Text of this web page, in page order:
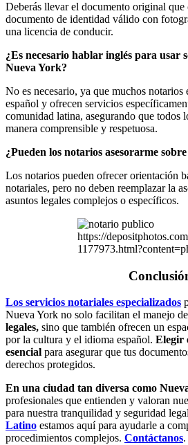
Deberás llevar el documento original que
documento de identidad válido con
una licencia de conducir.
¿Es necesario hablar inglés para usar
Nueva York?
No es necesario, ya que muchos
español y ofrecen servicios
comunidad latina, asegurando que todos
manera comprensible y respetuosa.
¿Pueden los notarios asesorarme
Los notarios pueden ofrecer orientación
notariales, pero no deben reemplazar la
asuntos legales complejos o específicos.
https://
Los servicios notariales especializados
Nueva York no solo facilitan el manejo de
legales, sino que también ofrecen un
por la cultura y el idioma español. Elegir
esencial para asegurar que tus
derechos protegidos.
En una ciudad tan diversa como
profesionales que entienden y valoran
para nuestra tranquilidad y seguridad
Latino estamos aquí para ayudarle a
procedimientos complejos. Contáctanos.